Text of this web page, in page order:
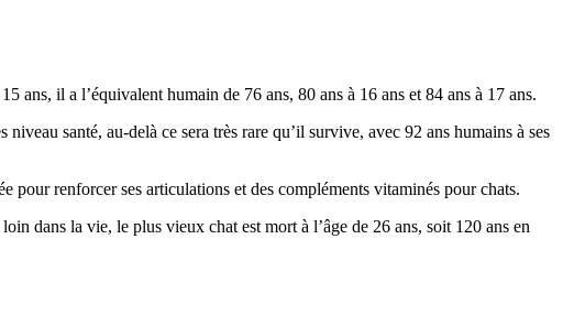
ans, il a l’équivalent humain de 76 ans, 80 ans à 16 ans et 84 ans à 17 ans.
santé, au-delà ce sera très rare qu’il survive, avec 92 ans humains à ses
pour renforcer ses articulations et des compléments vitaminés pour chats.
dans la vie, le plus vieux chat est mort à l’âge de 26 ans, soit 120 ans en